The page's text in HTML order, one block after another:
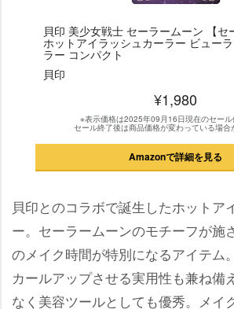
貝印 美少女戦士 セーラームーン 【セ
ホットアイラッシュカーラー ビュー
ラー コンパクト
貝印
¥1,980
※表示価格は2025年09月16日現在のセール
セール終了後は商品価格が変わっている場合
Amazonで詳細を見る
貝印とのコラボで誕生したホットア
ー。セーラームーンのモチーフが施
のメイク時間が特別になるアイテム
カールアップさせる実用性も兼ね備
なく美容ツールとしても優秀。メイ